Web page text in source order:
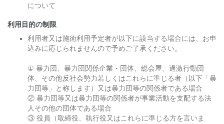
について
利用目的の制限
利用者又は施術利用予定者が以下に該当する場合には、お申
込みに応じられませんので予めご了承ください。
① 暴力団、暴力団関係企業・団体、総会屋、過激行動団
体、その他反社会勢力若しくはこれらに準じる者（以下「暴
力団等」と称します）又は暴力団等の関係者である場合
② 暴力団等又は暴力団等の関係者が事業活動を支配する法
人その他の団体である場合
③ 役員（取締役、執行役又はこれらに準じる方を言いま